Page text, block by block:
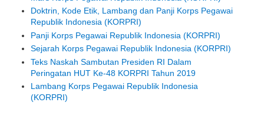
Doktrin, Kode Etik, Lambang dan Panji Korps Pegawai
Republik Indonesia (KORPRI)
Panji Korps Pegawai Republik Indonesia (KORPRI)
Sejarah Korps Pegawai Republik Indonesia (KORPRI)
Teks Naskah Sambutan Presiden RI Dalam
Peringatan HUT Ke-48 KORPRI Tahun 2019
Lambang Korps Pegawai Republik Indonesia
(KORPRI)